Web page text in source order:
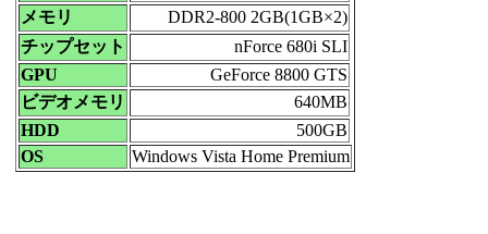
メモリ
DDR2-800 2GB(1GB×2)
チップセット
nForce 680i SLI
GPU
GeForce 8800 GTS
ビデオメモリ
640MB
HDD
500GB
OS
Windows Vista Home Premium